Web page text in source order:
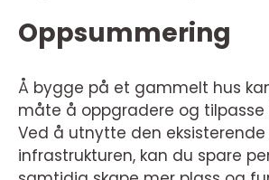
Oppsummering
Å bygge på et gammelt hus
måte å oppgradere og tilpasse
Ved å utnytte den
infrastrukturen, kan du spare